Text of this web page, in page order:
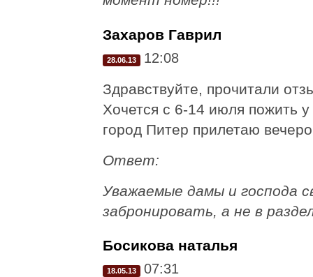
Захаров Гаврил
28.06.13 12:08
Здравствуйте, прочитали
Хочется с 6-14 июля пожить
город Питер прилетаю
Ответ:
Уважаемые дамы и господа
забронировать, а не в
Босикова наталья
18.05.13 07:31